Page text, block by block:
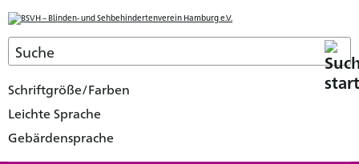
Schriftgröße/Farben
Leichte Sprache
Gebärdensprache